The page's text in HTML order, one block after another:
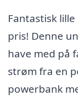
Fantastisk
pris! Denne
have med på
strøm fra en
powerbank